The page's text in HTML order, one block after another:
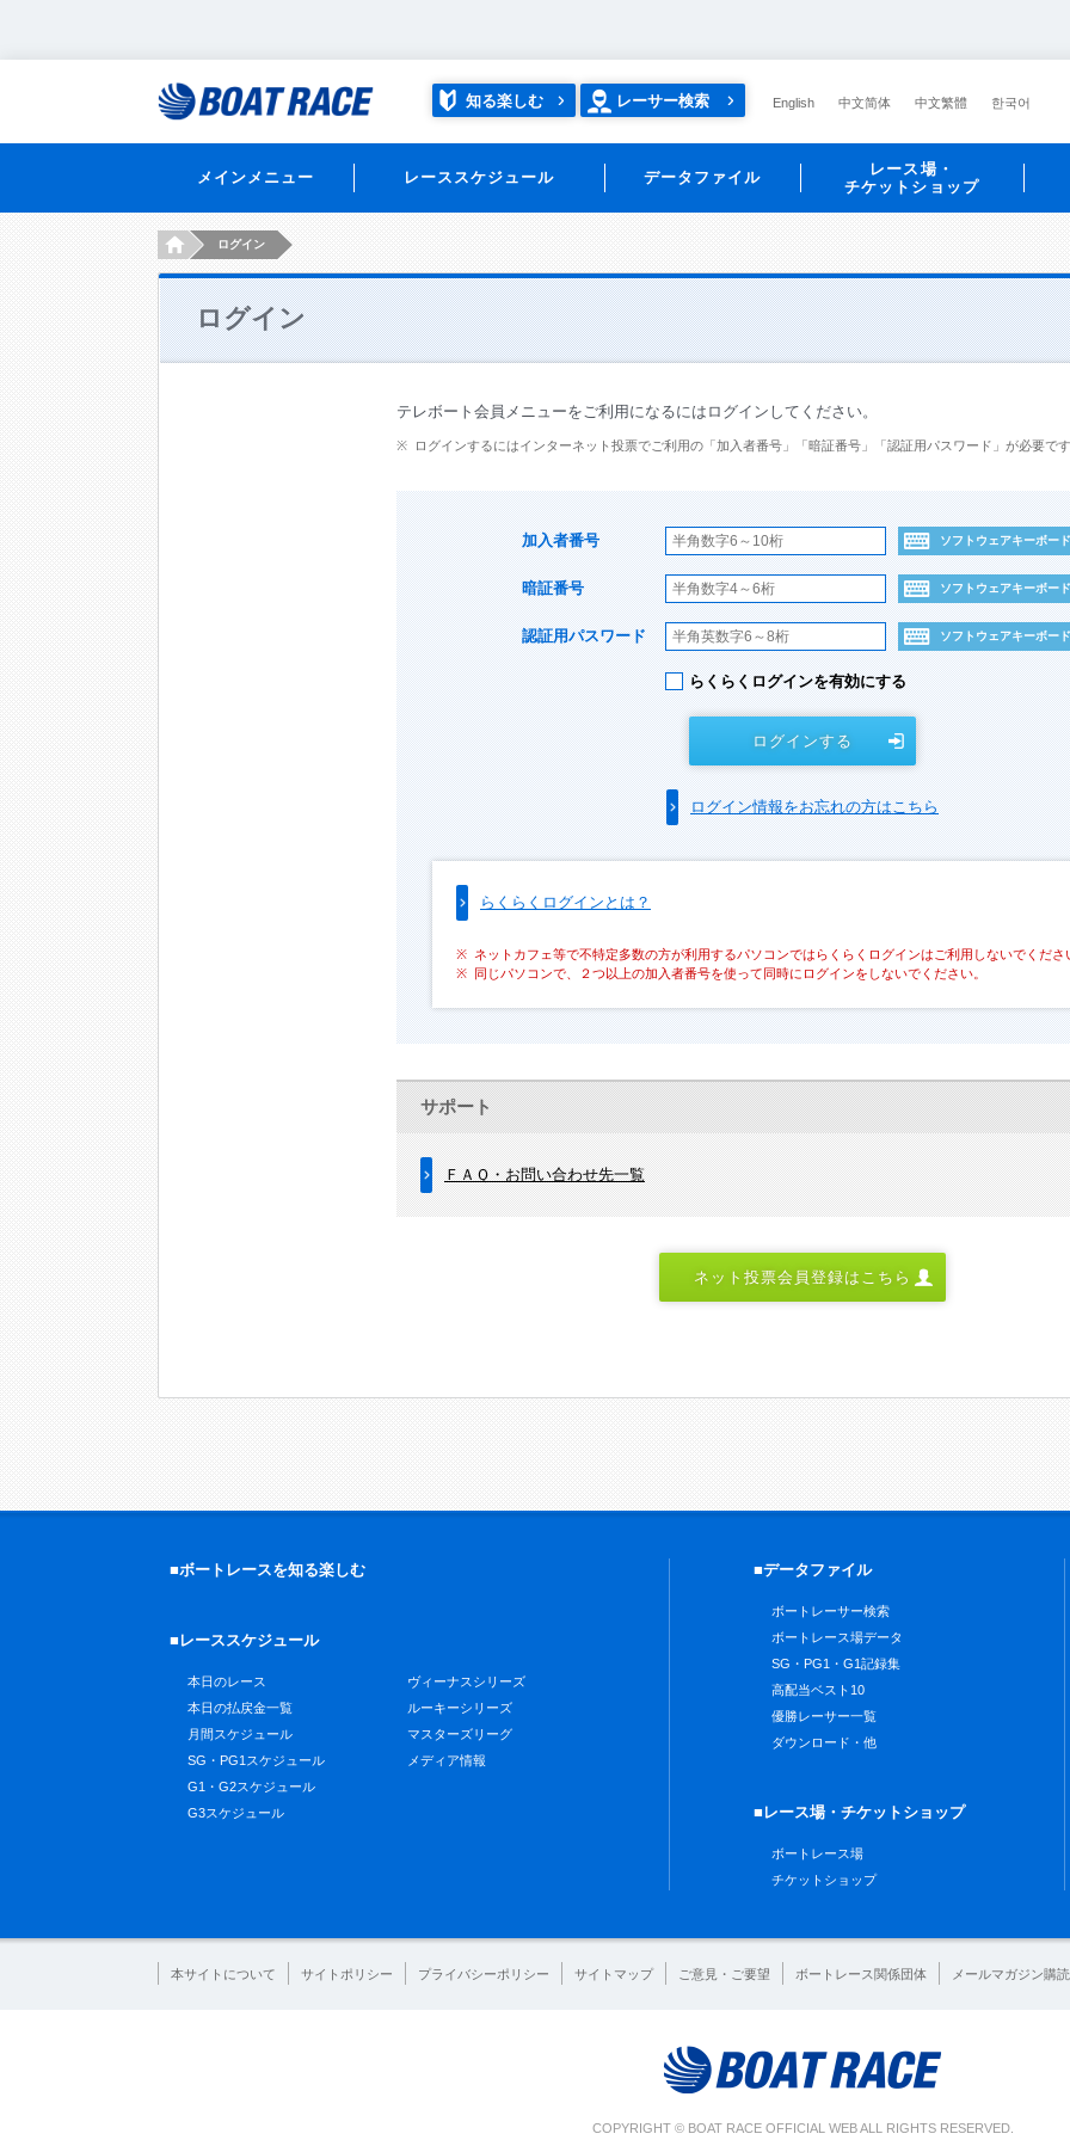
知る楽しむ レーサー検索 English 中文简体 中文繁體 한국어
メインメニュー レーススケジュール データファイル
レース場・
チケットショップ
HOMEログイン
ログイン
テレボート会員メニューをご利用になるにはログインしてください。
ログインするにはインターネット投票でご利用の「加入者番号」「暗証番号」「認証用パスワード」が必要です
加入者番号 ソフトウェアキーボード
暗証番号 ソフトウェアキーボード
認証用パスワード ソフトウェアキーボード
らくらくログインを有効にする
ログインする
ログイン情報をお忘れの方はこちら
らくらくログインとは？
ネットカフェ等で不特定多数の方が利用するパソコンではらくらくログインはご利用しないでくださ
同じパソコンで、２つ以上の加入者番号を使って同時にログインをしないでください。
サポート
ＦＡＱ・お問い合わせ先一覧
ネット投票会員登録はこちら
■ボートレースを知る楽しむ
■レーススケジュール
本日のレース
本日の払戻金一覧
月間スケジュール
SG・PG1スケジュール
G1・G2スケジュール
G3スケジュール
ヴィーナスシリーズ
ルーキーシリーズ
マスターズリーグ
メディア情報
■データファイル
ボートレーサー検索
ボートレース場データ
SG・PG1・G1記録集
高配当ベスト10
優勝レーサー一覧
ダウンロード・他
■レース場・チケットショップ
ボートレース場
チケットショップ
本サイトについて サイトポリシー プライバシーポリシー サイトマップ ご意見・ご要望 ボートレース関係団体 メールマガジン購読
COPYRIGHT © BOAT RACE OFFICIAL WEB ALL RIGHTS RESERVED.